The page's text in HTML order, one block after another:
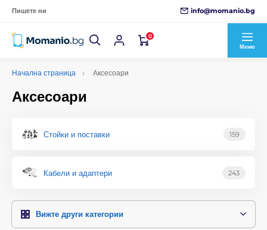
Пишете ни info@momanio.bg
0
Меню
Начална страница Аксесоари
Аксесоари
Стойки и поставки 159
Кабели и адаптери 243
Вижте други категории